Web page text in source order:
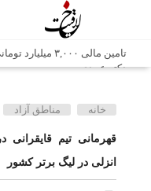
تامین مالی
دکتر عبیدی
شش وزیر کابینه پاکستان با
اتابک: ظرفیت های جدید
محوریت بخش خصوصی
خانه مناطق آزاد
قهرمانی تیم قایقرانی
انزلی در لیگ برتر کشور